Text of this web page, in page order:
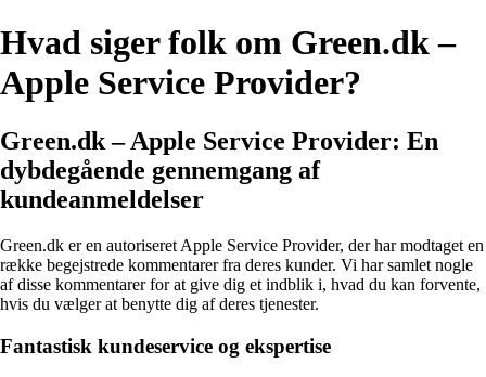
Hvad siger folk om Green.dk –
Apple Service Provider?
Green.dk – Apple Service Provider: En
dybdegående gennemgang af
kundeanmeldelser
Green.dk er en autoriseret Apple Service Provider, der har modtaget en
række begejstrede kommentarer fra deres kunder. Vi har samlet nogle
af disse kommentarer for at give dig et indblik i, hvad du kan forvente,
hvis du vælger at benytte dig af deres tjenester.
Fantastisk kundeservice og ekspertise